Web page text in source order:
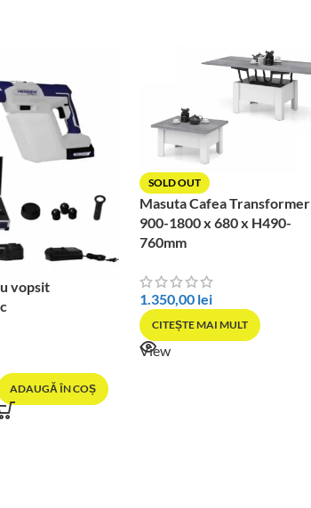
vopsit
ADAUGĂ ÎN COȘ
SOLD OUT
Masuta Cafea Transformer
900-1800 x 680 x H490-
760mm
1.350,00 lei
CITEȘTE MAI MULT
View